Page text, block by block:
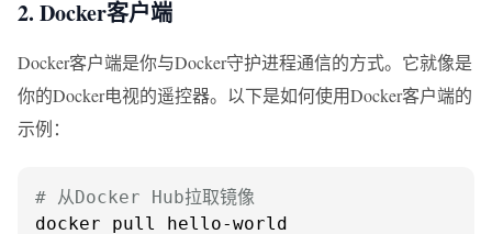
2. Docker客户端
Docker客户端是你与Docker守护进程通信的方式。它就像是
你的Docker电视的遥控器。以下是如何使用Docker客户端的
示例：
# 从Docker Hub拉取镜像
docker pull hello-world